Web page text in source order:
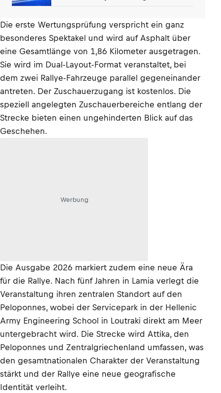
Die erste Wertungsprüfung verspricht ein ganz
besonderes Spektakel und wird auf Asphalt über
eine Gesamtlänge von 1,86 Kilometer ausgetragen.
Sie wird im Dual-Layout-Format veranstaltet, bei
dem zwei Rallye-Fahrzeuge parallel gegeneinander
antreten. Der Zuschauerzugang ist kostenlos. Die
speziell angelegten Zuschauerbereiche entlang der
Strecke bieten einen ungehinderten Blick auf das
Geschehen.
Werbung
Die Ausgabe 2026 markiert zudem eine neue Ära
für die Rallye. Nach fünf Jahren in Lamia verlegt die
Veranstaltung ihren zentralen Standort auf den
Peloponnes, wobei der Servicepark in der Hellenic
Army Engineering School in Loutraki direkt am Meer
untergebracht wird. Die Strecke wird Attika, den
Peloponnes und Zentralgriechenland umfassen, was
den gesamtnationalen Charakter der Veranstaltung
stärkt und der Rallye eine neue geografische
Identität verleiht.